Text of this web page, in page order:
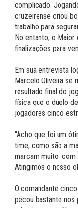
complicado.
cruzeirense criou
trabalho para
No entanto, o Maior
finalizações para
Em sua entrevista
Marcelo Oliveira se
resultado final do
física que o duelo
jogadores cinco
“Acho que foi um
time, como são a
marcam muito,
Atingimos o nosso
O comandante
pecou bastante nos